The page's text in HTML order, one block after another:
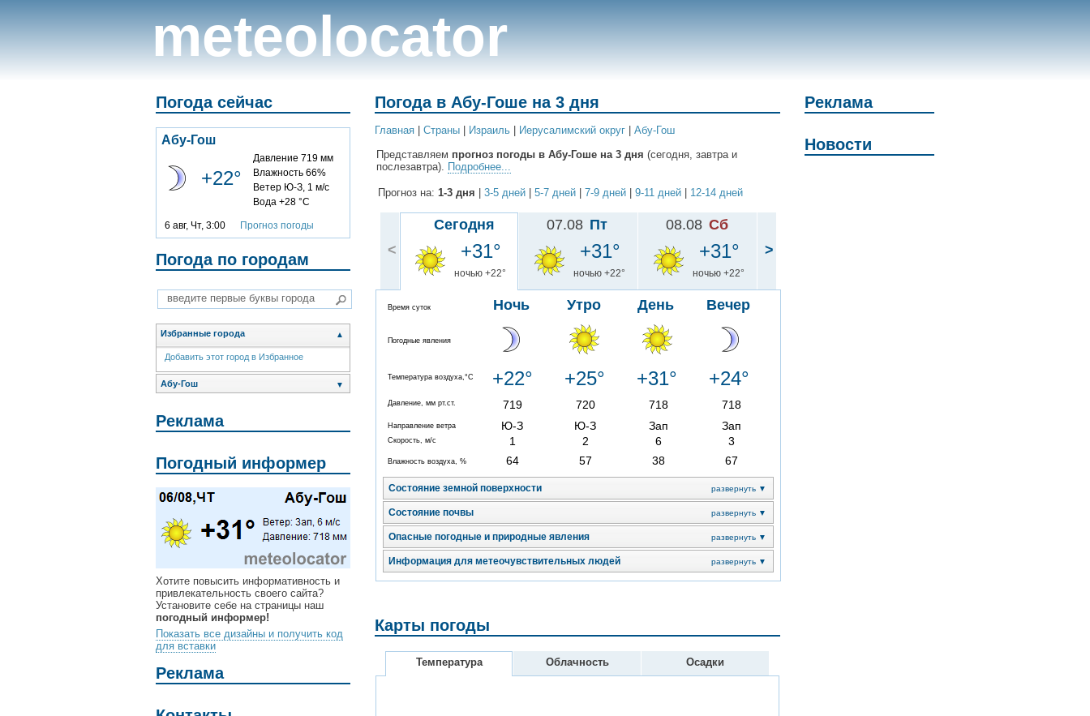
meteolocator
Погода сейчас
Абу-Гош
+22°
Давление 719 мм
Влажность 66%
Ветер Ю-З, 1 м/с
Вода +28 °C
6 авг, Чт, 3:00 Прогноз погоды
Погода по городам
Избранные города ▲
Добавить этот город в Избранное
Абу-Гош ▼
Реклама
Погодный информер
Хотите повысить информативность и
привлекательность своего сайта?
Установите себе на страницы наш
погодный информер!
Показать все дизайны и получить код
для вставки
Реклама
Погода в Абу-Гоше на 3 дня
Главная Cтраны Израиль Иерусалимский округ
Абу-Гош
Представляем прогноз погоды в Абу-Гоше на 3 дня (сегодня, завтра и
послезавтра). Подробнее...
Прогноз на: 1-3 дня 3-5 дней 5-7 дней 7-9 дней 9-11 дней 12-14 дней
<
Сегодня
+31°
ночью +22°
Время суток Ночь Утро День Вечер
Погодные явления
Температура воздуха,°C +22° +25° +31° +24°
Давление, мм рт.ст. 719 720 718 718
Направление ветра Ю-З Ю-З Зап Зап
Скорость, м/с 1 2 6 3
Влажность воздуха, % 64 57 38 67
Состояние земной поверхности развернуть ▼
Состояние почвы развернуть ▼
Опасные погодные и природные явления развернуть ▼
Информация для метеочувствительных людей развернуть ▼
07.08 Пт
+31°
ночью +22°
08.08 Сб
+31°
ночью +22°
>
Карты погоды
Температура Облачность Осадки
Реклама
Новости